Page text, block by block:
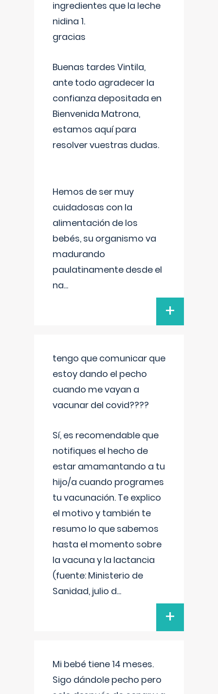
ingredientes que la leche
nidina 1.
gracias
Buenas tardes Vintila,
ante todo agradecer la
confianza depositada en
Bienvenida Matrona,
estamos aquí para
resolver vuestras dudas.
Hemos de ser muy
cuidadosas con la
alimentación de los
bebés, su organismo va
madurando
paulatinamente desde el
na...
+
tengo que comunicar que
estoy dando el pecho
cuando me vayan a
vacunar del covid????
Sí, es recomendable que
notifiques el hecho de
estar amamantando a tu
hijo/a cuando programes
tu vacunación. Te explico
el motivo y también te
resumo lo que sabemos
hasta el momento sobre
la vacuna y la lactancia
(fuente: Ministerio de
Sanidad, julio d...
+
Mi bebé tiene 14 meses.
Sigo dándole pecho pero